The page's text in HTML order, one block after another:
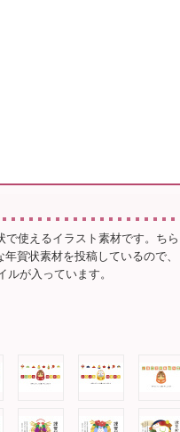
使えるイラスト素材です。ちら
賀状素材を投稿しているので、
が入っています。